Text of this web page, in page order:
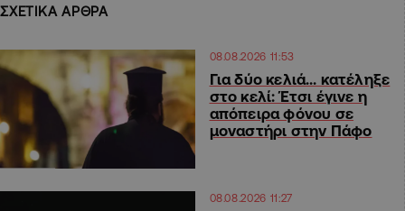
ΣΧΕΤΙΚΑ ΑΡΘΡΑ
08.08.2026 11:53
Για δύο κελιά… κατέληξε
στο κελί: Έτσι έγινε η
απόπειρα φόνου σε
μοναστήρι στην Πάφο
08.08.2026 11:27